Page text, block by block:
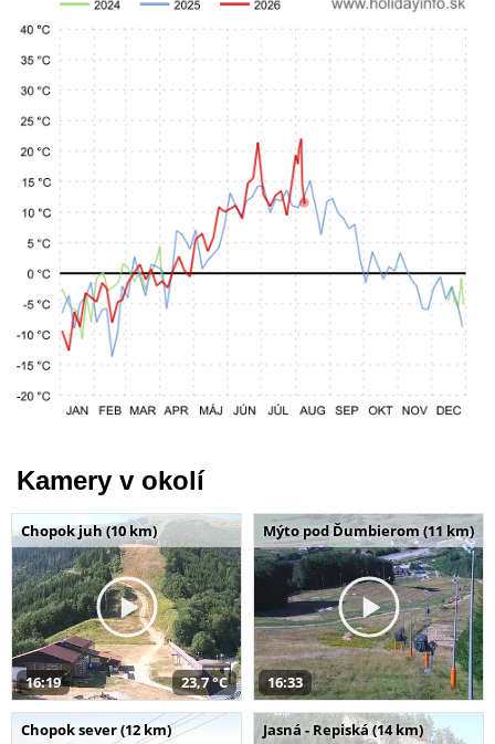
Kamery v okolí
Chopok juh (10 km)
16:19 23,7 °C
Mýto pod Ďumbierom (11 km)
16:33
Chopok sever (12 km) Jasná - Repiská (14 km)